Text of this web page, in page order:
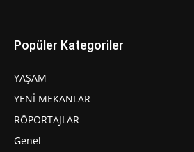
Popüler Kategoriler
YAŞAM
YENİ MEKANLAR
RÖPORTAJLAR
Genel